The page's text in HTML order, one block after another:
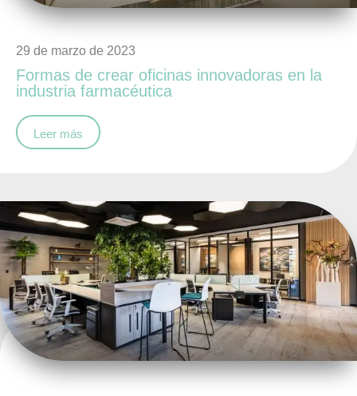
29 de marzo de 2023
Formas de crear oficinas innovadoras en la
industria farmacéutica
Leer más